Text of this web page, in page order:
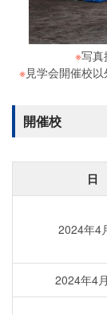
※写真
※見学会開催校
開催校
日
2024年4
2024年4